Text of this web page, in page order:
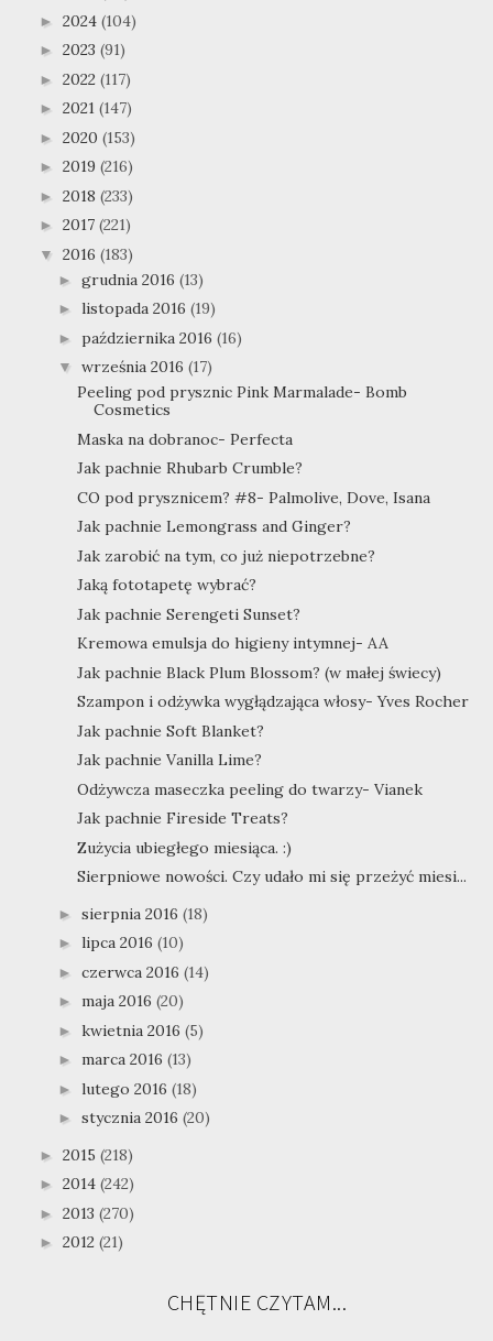
► 2024 (104)
► 2023 (91)
► 2022 (117)
► 2021 (147)
► 2020 (153)
► 2019 (216)
► 2018 (233)
► 2017 (221)
▼ 2016 (183)
► grudnia 2016 (13)
► listopada 2016 (19)
► października 2016 (16)
▼ września 2016 (17)
Peeling pod prysznic Pink Marmalade- Bomb
Cosmetics
Maska na dobranoc- Perfecta
Jak pachnie Rhubarb Crumble?
CO pod prysznicem? #8- Palmolive, Dove, Isana
Jak pachnie Lemongrass and Ginger?
Jak zarobić na tym, co już niepotrzebne?
Jaką fototapetę wybrać?
Jak pachnie Serengeti Sunset?
Kremowa emulsja do higieny intymnej- AA
Jak pachnie Black Plum Blossom? (w małej świecy)
Szampon i odżywka wygłądzająca włosy- Yves Rocher
Jak pachnie Soft Blanket?
Jak pachnie Vanilla Lime?
Odżywcza maseczka peeling do twarzy- Vianek
Jak pachnie Fireside Treats?
Zużycia ubiegłego miesiąca. :)
Sierpniowe nowości. Czy udało mi się przeżyć miesi...
► sierpnia 2016 (18)
► lipca 2016 (10)
► czerwca 2016 (14)
► maja 2016 (20)
► kwietnia 2016 (5)
► marca 2016 (13)
► lutego 2016 (18)
► stycznia 2016 (20)
► 2015 (218)
► 2014 (242)
► 2013 (270)
► 2012 (21)
CHĘTNIE CZYTAM...